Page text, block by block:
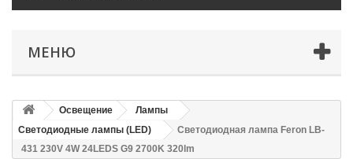
МЕНЮ
Освещение
Лампы
Светодиодные лампы (LED)
Светодиодная лампа Feron LB-
431 230V 4W 24LEDS G9 2700K 320lm